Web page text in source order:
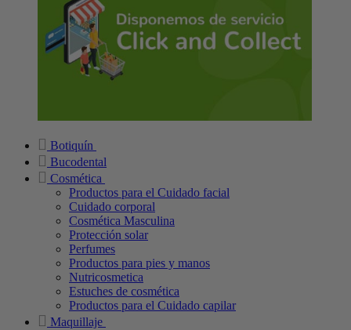
Botiquín
Bucodental
Cosmética
Productos para el Cuidado facial
Cuidado corporal
Cosmética Masculina
Protección solar
Perfumes
Productos para pies y manos
Nutricosmetica
Estuches de cosmética
Productos para el Cuidado capilar
Maquillaje